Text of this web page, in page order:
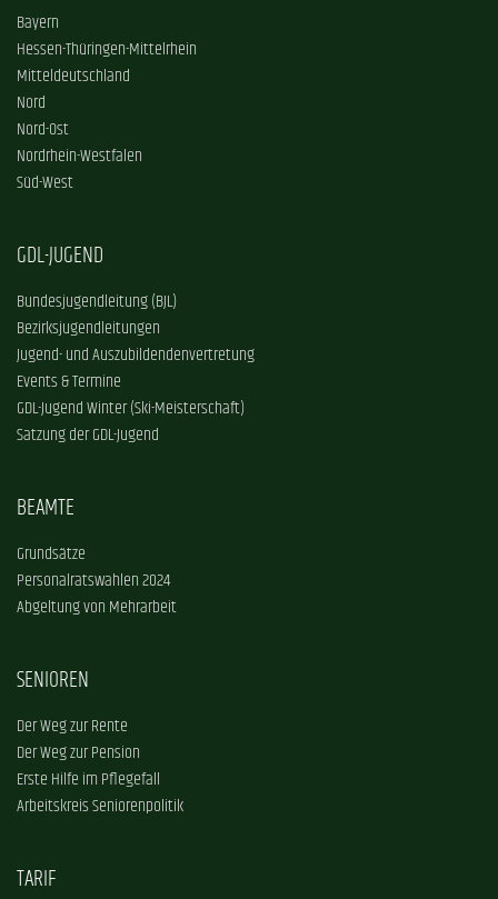
Bayern
Hessen-Thüringen-Mittelrhein
Mitteldeutschland
Nord
Nord-Ost
Nordrhein-Westfalen
Süd-West
GDL-JUGEND
Bundesjugendleitung (BJL)
Bezirksjugendleitungen
Jugend- und Auszubildendenvertretung
Events & Termine
GDL-Jugend Winter (Ski-Meisterschaft)
Satzung der GDL-Jugend
BEAMTE
Grundsätze
Personalratswahlen 2024
Abgeltung von Mehrarbeit
SENIOREN
Der Weg zur Rente
Der Weg zur Pension
Erste Hilfe im Pflegefall
Arbeitskreis Seniorenpolitik
TARIF